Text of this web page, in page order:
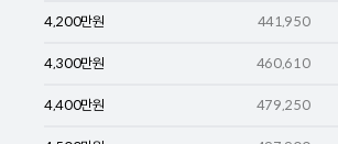
4,200만원 441,950
4,300만원 460,610
4,400만원 479,250